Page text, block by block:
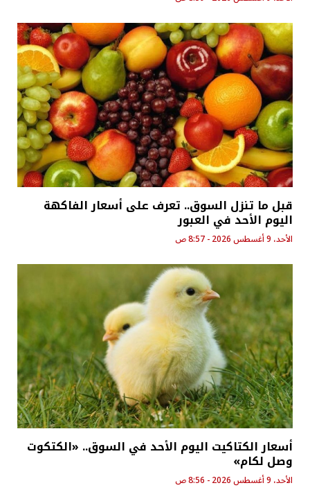
قبل ما تنزل السوق.. تعرف على أسعار الفاكهة
اليوم الأحد في العبور
الأحد، 9 أغسطس 2026 - 8:57 ص
أسعار الكتاكيت اليوم الأحد في السوق.. «الكتكوت
وصل لكام»
الأحد، 9 أغسطس 2026 - 8:56 ص